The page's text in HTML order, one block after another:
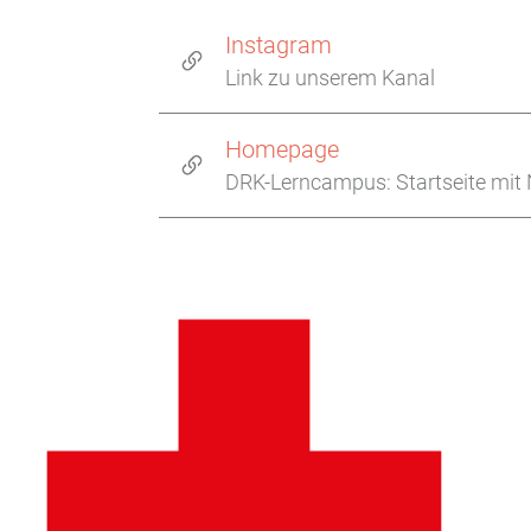
Instagram
Link zu unserem Kanal
Homepage
DRK-Lerncampus: Startseite mit